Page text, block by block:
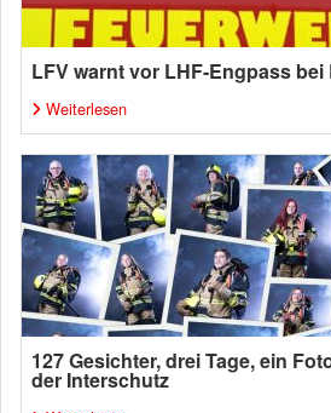
LFV warnt vor LHF-Engpass
Weiterlesen
127 Gesichter, drei Tage, ein
der Interschutz